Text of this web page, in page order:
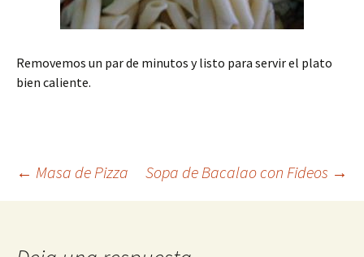
Removemos un par de minutos y listo para servir el plato
bien caliente.
Navegación
← Masa de Pizza Sopa de Bacalao con Fideos →